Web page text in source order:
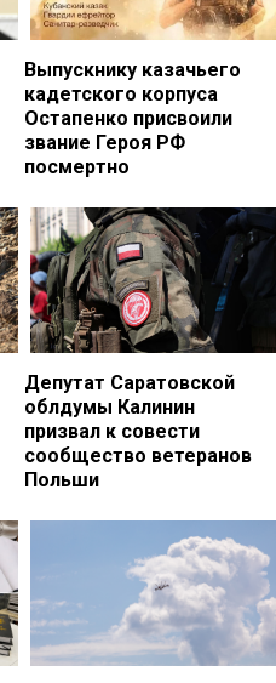
Выпускнику казачьего
кадетского корпуса
Остапенко присвоили
звание Героя РФ
посмертно
Депутат Саратовской
облдумы Калинин
призвал к совести
сообщество ветеранов
Польши